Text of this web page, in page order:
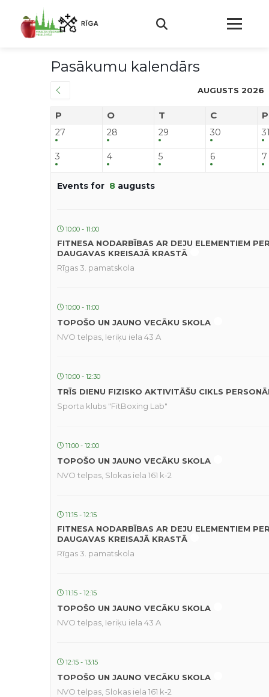
Pasākumu kalendārs
AUGUSTS 2026
P O T C
27 28 29 30
3 4 5 6 7
Events for 8 augusts
10:00 - 11:00
FITNESA NODARBĪBAS AR DEJU ELEMENTIEM
DAUGAVAS KREISAJĀ KRASTĀ
Rīgas 3. pamatskola
10:00 - 11:00
TOPOŠO UN JAUNO VECĀKU SKOLA
NVO telpas, Ieriķu iela 43 A
10:00 - 12:30
TRĪS DIENU FIZISKO AKTIVITĀŠU CIKLS
Sporta klubs "FitBoxing Lab"
11:00 - 12:00
TOPOŠO UN JAUNO VECĀKU SKOLA
NVO telpas, Slokas iela 161 k-2
11:15 - 12:15
FITNESA NODARBĪBAS AR DEJU ELEMENTIEM
DAUGAVAS KREISAJĀ KRASTĀ
Rīgas 3. pamatskola
11:15 - 12:15
TOPOŠO UN JAUNO VECĀKU SKOLA
NVO telpas, Ieriķu iela 43 A
12:15 - 13:15
TOPOŠO UN JAUNO VECĀKU SKOLA
NVO telpas, Slokas iela 161 k-2